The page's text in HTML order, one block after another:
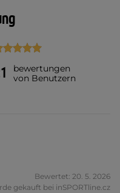
bewertungen
von Benutzern
Bewertet: 20. 5. 2026
gekauft bei inSPORTline.cz